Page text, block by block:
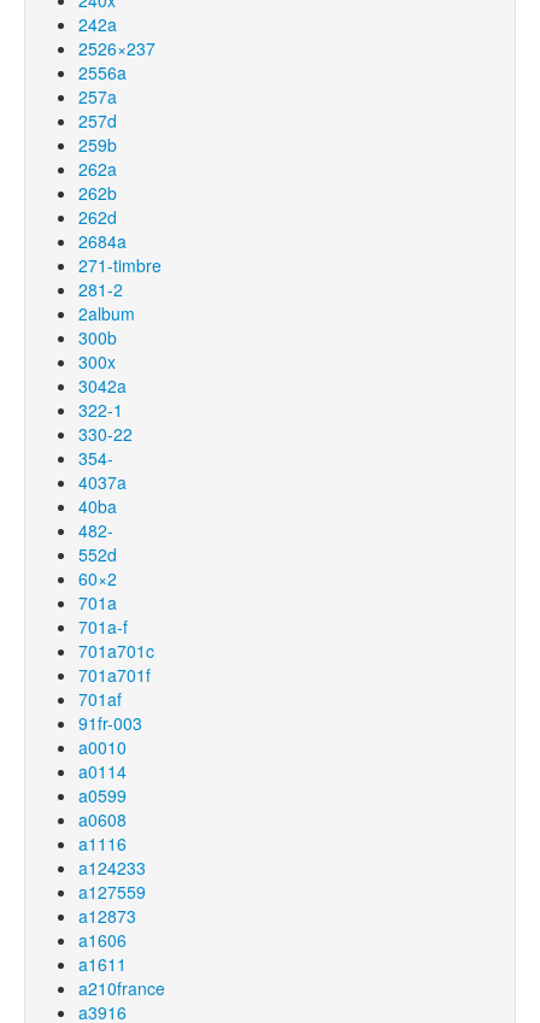
242a
2526×237
2556a
257a
257d
259b
262a
262b
262d
2684a
271-timbre
281-2
2album
300b
300x
3042a
322-1
330-22
354-
4037a
40ba
482-
552d
60×2
701a
701a-f
701a701c
701a701f
701af
91fr-003
a0010
a0114
a0599
a0608
a1116
a124233
a127559
a12873
a1606
a1611
a210france
a3916